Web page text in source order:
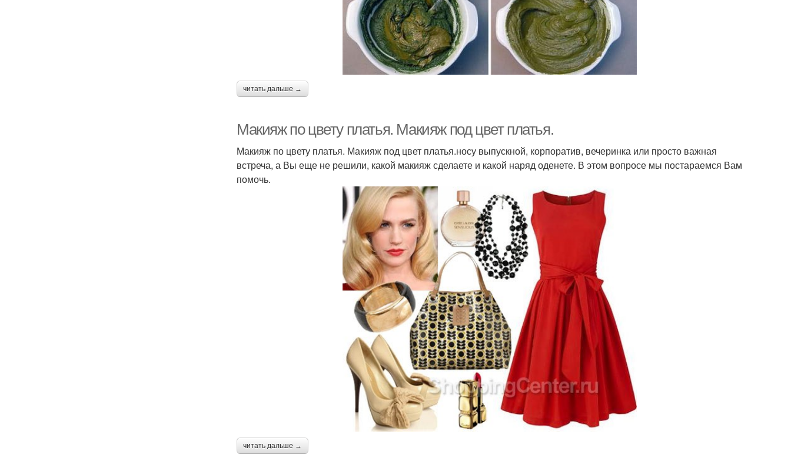
читать дальше →
Макияж по цвету платья. Макияж под цвет платья.
Макияж по цвету платья. Макияж под цвет платья.носу выпускной, корпоратив, вечеринка или просто важная
встреча, а Вы еще не решили, какой макияж сделаете и какой наряд оденете. В этом вопросе мы постараемся Вам
помочь.
читать дальше →